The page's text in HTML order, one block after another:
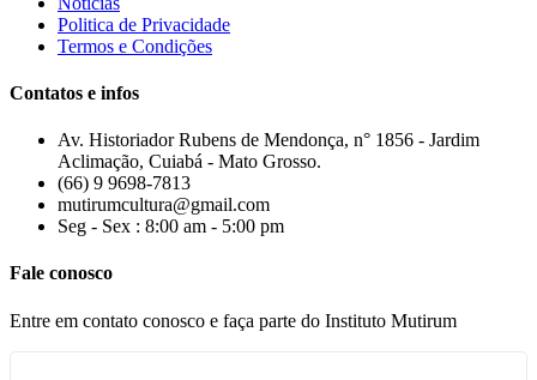
Politica de Privacidade
Termos e Condições
Contatos e infos
Av. Historiador Rubens de Mendonça, n° 1856 - Jardim
Aclimação, Cuiabá - Mato Grosso.
(66) 9 9698-7813
mutirumcultura@gmail.com
Seg - Sex : 8:00 am - 5:00 pm
Fale conosco
Entre em contato conosco e faça parte do Instituto Mutirum